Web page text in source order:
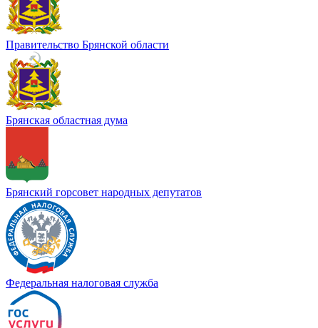
Правительство Брянской области
Брянская областная дума
Брянский горсовет народных депутатов
Федеральная налоговая служба